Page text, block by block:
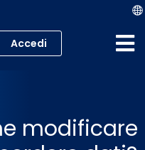
Accedi
modificare